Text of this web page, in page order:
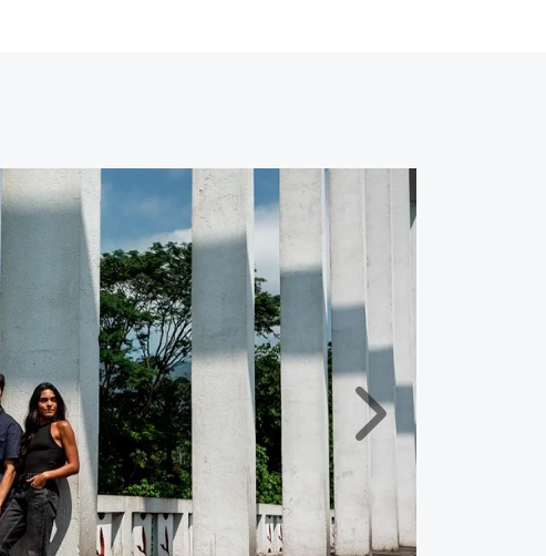
Próximo